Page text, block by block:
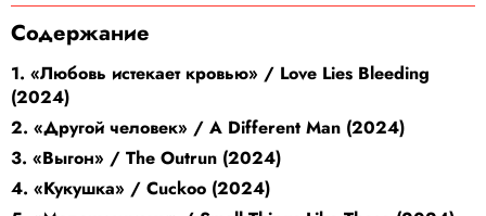
Содержание
1. «Любовь истекает кровью» / Love Lies Bleeding
(2024)
2. «Другой человек» / A Different Man (2024)
3. «Выгон» / The Outrun (2024)
4. «Кукушка» / Cuckoo (2024)